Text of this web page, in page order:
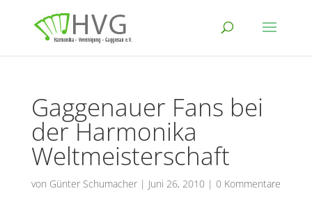
Gaggenauer Fans bei
der Harmonika
Weltmeisterschaft
von Günter Schumacher| Juni 26, 2010 | 0 Kommentare